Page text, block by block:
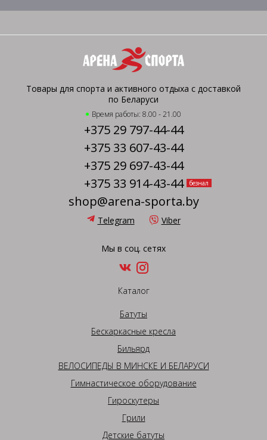
Товары для спорта и активного отдыха с доставкой
по Беларуси
Время работы: 8.00 - 21.00
+375 29 797-44-44
+375 33 607-43-44
+375 29 697-43-44
+375 33 914-43-44
безнал
shop@arena-sporta.by
Telegram Viber
Мы в соц. сетях
Каталог
Батуты
Бескаркасные кресла
Бильярд
ВЕЛОСИПЕДЫ В МИНСКЕ И БЕЛАРУСИ
Гимнастическое оборудование
Гироскутеры
Грили
Детские батуты